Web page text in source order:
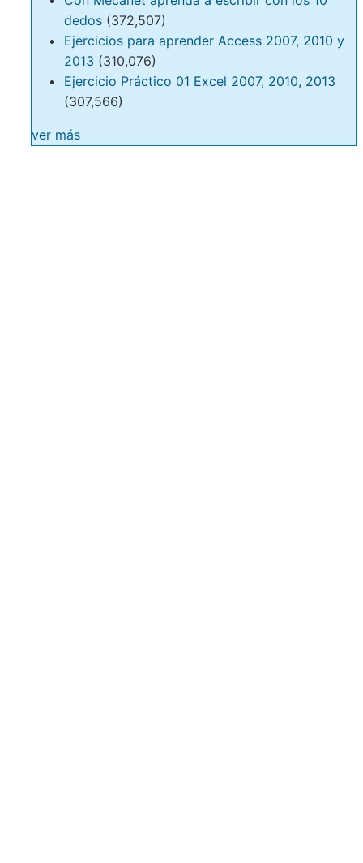
dedos (372,507)
Ejercicios para aprender Access 2007, 2010 y
2013 (310,076)
Ejercicio Práctico 01 Excel 2007, 2010, 2013
(307,566)
ver más